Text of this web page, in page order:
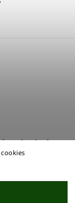
vyhradené.